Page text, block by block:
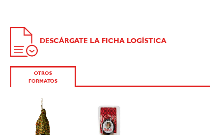
DESCÁRGATE LA FICHA LOGÍSTICA
OTROS
FORMATOS